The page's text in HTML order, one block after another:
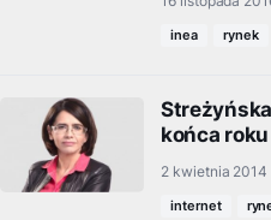
inea rynek
końca
2 kwietnia 2014
internet